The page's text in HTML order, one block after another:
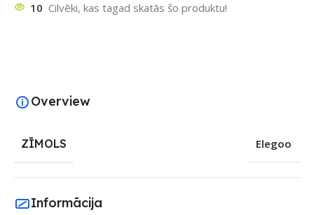
10 Cilvēki, kas tagad skatās šo produktu!
Overview
ZĪMOLS Elegoo
Informācija